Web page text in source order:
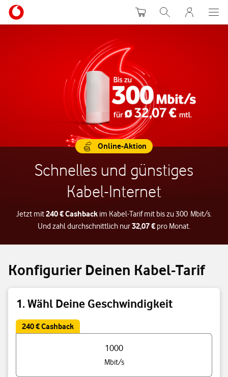
WarenkorbSuche MeinVodafone
Online-Aktion
Schnelles und günstiges
Kabel-Internet
Jetzt mit240 € Cashback im Kabel-Tarif mit bis zu 300 Mbit/s.
Und zahl durchschnittlich nur32,07 € pro Monat.
Konfigurier Deinen Kabel-Tarif
1. Wähl Deine Geschwindigkeit
240 € Cashback
1000
Mbit/s